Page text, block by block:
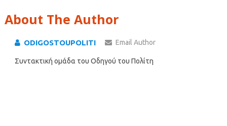
About The Author
ODIGOSTOUPOLITI Email Author
Συντακτική ομάδα του Οδηγού του Πολίτη